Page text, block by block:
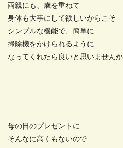
両親にも、歳を重ねて
身体も大事にして欲しいからこそ
シンプルな機能で、簡単に
掃除機をかけられるように
なってくれたら良いと思いませんか
母の日のプレゼントに
そんなに高くもないので